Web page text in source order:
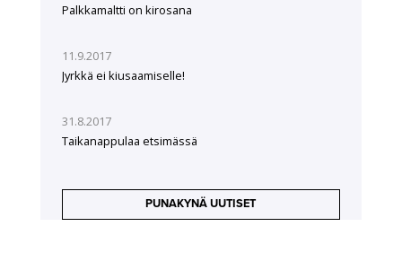
Palkkamaltti on kirosana
11.9.2017
Jyrkkä ei kiusaamiselle!
31.8.2017
Taikanappulaa etsimässä
PUNAKYNÄ UUTISET